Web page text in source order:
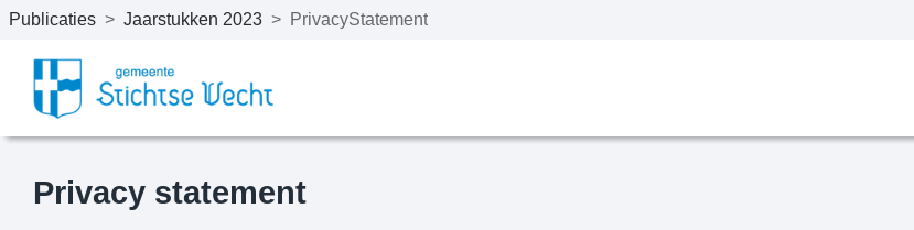
Naar hoofdinhoud
Publicaties > Jaarstukken 2023 > PrivacyStatement
Privacy statement